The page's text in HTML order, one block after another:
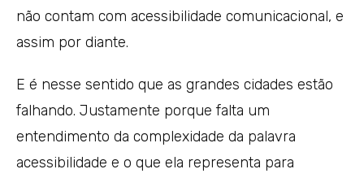
não contam com acessibilidade comunicacional, e
assim por diante.
E é nesse sentido que as grandes cidades estão
falhando. Justamente porque falta um
entendimento da complexidade da palavra
acessibilidade e o que ela representa para